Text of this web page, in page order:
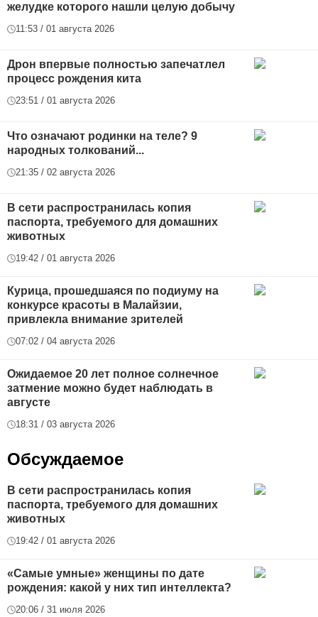
желудке которого нашли целую добычу
11:53 / 01 августа 2026
Дрон впервые полностью запечатлел
процесс рождения кита
23:51 / 01 августа 2026
Что означают родинки на теле? 9
народных толкований...
21:35 / 02 августа 2026
В сети распространилась копия
паспорта, требуемого для домашних
животных
19:42 / 01 августа 2026
Курица, прошедшаяся по подиуму на
конкурсе красоты в Малайзии,
привлекла внимание зрителей
07:02 / 04 августа 2026
Ожидаемое 20 лет полное солнечное
затмение можно будет наблюдать в
августе
18:31 / 03 августа 2026
Обсуждаемое
В сети распространилась копия
паспорта, требуемого для домашних
животных
19:42 / 01 августа 2026
«Самые умные» женщины по дате
рождения: какой у них тип интеллекта?
20:06 / 31 июля 2026